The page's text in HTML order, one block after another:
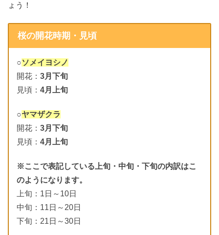
ょう！
桜の開花時期・見頃
○ソメイヨシノ
開花： 3月下旬
見頃： 4月上旬
○ヤマザクラ
開花： 3月下旬
見頃： 4月上旬
※ここで表記している上旬・中旬・下旬の内訳はこ
のようになります。
上旬：1日～10日
中旬：11日～20日
下旬：21日～30日